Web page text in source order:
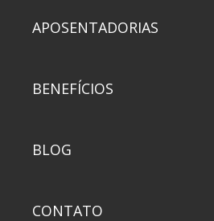
APOSENTADORIAS
BENEFÍCIOS
BLOG
CONTATO